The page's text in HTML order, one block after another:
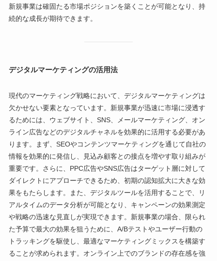
新規事業は確固たる市場ポジションを築くことが可能となり、持
続的な成長が期待できます。
デジタルマーケティングの活用法
現代のマーケティング戦略において、デジタルマーケティングは
欠かせない要素となっています。新規事業が迅速に市場に浸透す
るためには、ウェブサイト、SNS、メールマーケティング、オン
ライン広告などのデジタルチャネルを効果的に活用する必要があ
ります。まず、SEOやコンテンツマーケティングを通じて自社の
情報を効果的に発信し、見込み顧客との接点を増やす取り組みが
重要です。さらに、PPC広告やSNS広告はターゲット層に対して
ダイレクトにアプローチできるため、初期の認知拡大に大きな効
果をもたらします。また、デジタルツールを活用することで、リ
アルタイムのデータ分析が可能となり、キャンペーンの効果測定
や戦略の迅速な見直しが実現できます。新規事業の場合、限られ
た予算で最大の効果を狙うために、A/Bテストやユーザー行動の
トラッキングを駆使し、最適なマーケティングミックスを構築す
ることが求められます。オンライン上でのブランドの存在感を強